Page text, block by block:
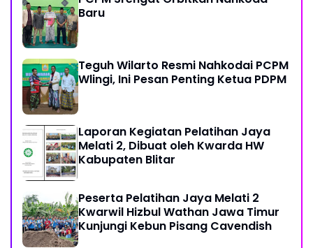
Baru
Teguh Wilarto Resmi Nahkodai PCPM
Wlingi, Ini Pesan Penting Ketua PDPM
Laporan Kegiatan Pelatihan Jaya
Melati 2, Dibuat oleh Kwarda HW
Kabupaten Blitar
Peserta Pelatihan Jaya Melati 2
Kwarwil Hizbul Wathan Jawa Timur
Kunjungi Kebun Pisang Cavendish